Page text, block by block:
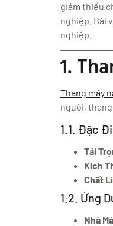
giảm thiểu
nghiệp. Bài
nghiệp.
1.
Thang máy
người,
1.1. Đặc
Tải
Kích
Chất
1.2. Ứng
Nhà